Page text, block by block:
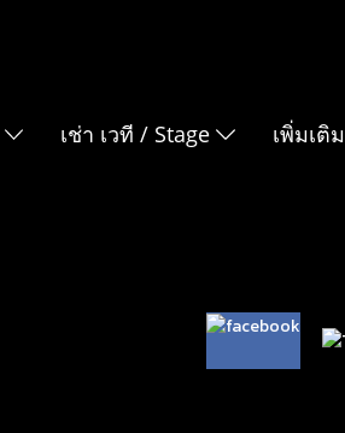
เช่า เวที / Stage เพิ่มเติม